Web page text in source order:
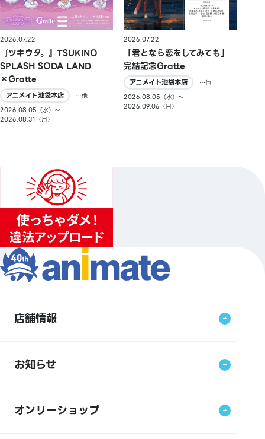
2026.07.22
『ツキウタ。』TSUKINO
SPLASH SODA LAND
×Gratte
アニメイト池袋本店
…他
2026.08.05（水）〜
2026.08.31（月）
2026.07.22
「君となら恋をしてみても」
完結記念Gratte
アニメイト池袋本店
…他
2026.08.05（水）〜
2026.09.06（日）
店舗情報
お知らせ
オンリーショップ